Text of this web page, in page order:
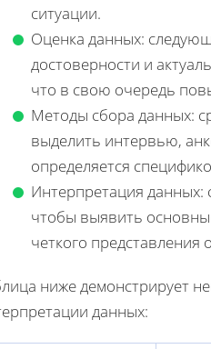
ситуации.
Оценка данных:
достоверности и
что в свою очередь
Методы сбора данных:
выделить интервью,
определяется
Интерпретация
чтобы выявить
четкого представления
ниже демонстрирует
данных: